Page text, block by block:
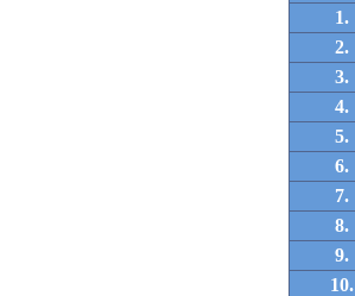
1.
2.
3.
4.
5.
6.
7.
8.
9.
10.